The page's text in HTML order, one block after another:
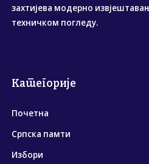
захтијева модерно
техничком погледу.
Категорије
Почетна
Српска памти
Избори